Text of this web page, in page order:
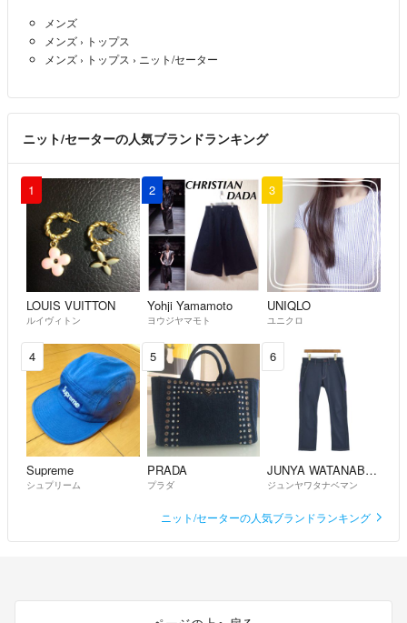
メンズ
メンズ › トップス
メンズ › トップス › ニット/セーター
ニット/セーターの人気ブランドランキング
1
LOUIS VUITTON
ルイヴィトン
2
Yohji Yamamoto
ヨウジヤマモト
3
UNIQLO
ユニクロ
4
Supreme
シュプリーム
5
PRADA
プラダ
6
JUNYA WATANABE MAN
ジュンヤワタナベマン
ニット/セーターの人気ブランドランキング